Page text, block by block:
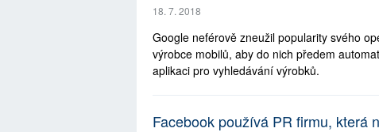
18. 7. 2018
Google neférově zneužil popularity svého
výrobce mobilů, aby do nich předem
aplikaci pro vyhledávání výrobků.
Facebook používá PR firmu, která